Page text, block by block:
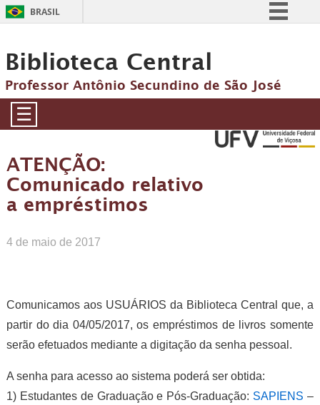
BRASIL
Comunica BR
Participe
Canais
Biblioteca Central
Professor Antônio Secundino de São José
☰
ATENÇÃO:
Comunicado relativo
a empréstimos
4 de maio de 2017
Comunicamos aos USUÁRIOS da Biblioteca Central que, a
partir do dia 04/05/2017, os empréstimos de livros somente
serão efetuados mediante a digitação da senha pessoal.
A senha para acesso ao sistema poderá ser obtida:
1) Estudantes de Graduação e Pós-Graduação: SAPIENS –